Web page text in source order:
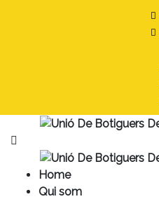
Home
Qui som